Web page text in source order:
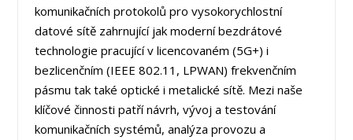
komunikačních protokolů pro vysokorychlostní
datové sítě zahrnující jak moderní bezdrátové
technologie pracující v licencovaném (5G+) i
bezlicenčním (IEEE 802.11, LPWAN) frekvenčním
pásmu tak také optické i metalické sítě. Mezi naše
klíčové činnosti patří návrh, vývoj a testování
komunikačních systémů, analýza provozu a